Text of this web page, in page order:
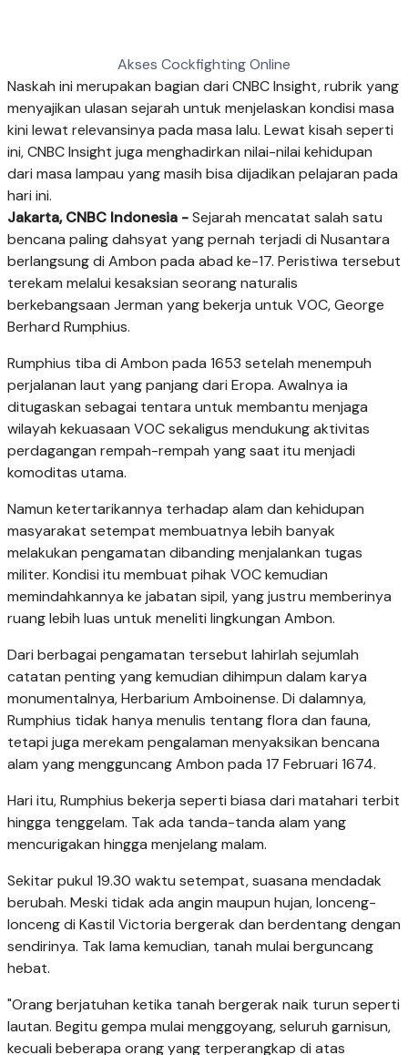
Akses Cockfighting Online
Naskah ini merupakan bagian dari CNBC Insight, rubrik yang
menyajikan ulasan sejarah untuk menjelaskan kondisi masa
kini lewat relevansinya pada masa lalu. Lewat kisah seperti
ini, CNBC Insight juga menghadirkan nilai-nilai kehidupan
dari masa lampau yang masih bisa dijadikan pelajaran pada
hari ini.
Jakarta, CNBC Indonesia -Sejarah mencatat salah satu
bencana paling dahsyat yang pernah terjadi di Nusantara
berlangsung di Ambon pada abad ke-17. Peristiwa tersebut
terekam melalui kesaksian seorang naturalis
berkebangsaan Jerman yang bekerja untuk VOC, George
Berhard Rumphius.
Rumphius tiba di Ambon pada 1653 setelah menempuh
perjalanan laut yang panjang dari Eropa. Awalnya ia
ditugaskan sebagai tentara untuk membantu menjaga
wilayah kekuasaan VOC sekaligus mendukung aktivitas
perdagangan rempah-rempah yang saat itu menjadi
komoditas utama.
Namun ketertarikannya terhadap alam dan kehidupan
masyarakat setempat membuatnya lebih banyak
melakukan pengamatan dibanding menjalankan tugas
militer. Kondisi itu membuat pihak VOC kemudian
memindahkannya ke jabatan sipil, yang justru memberinya
ruang lebih luas untuk meneliti lingkungan Ambon.
Dari berbagai pengamatan tersebut lahirlah sejumlah
catatan penting yang kemudian dihimpun dalam karya
monumentalnya, Herbarium Amboinense. Di dalamnya,
Rumphius tidak hanya menulis tentang flora dan fauna,
tetapi juga merekam pengalaman menyaksikan bencana
alam yang mengguncang Ambon pada 17 Februari 1674.
Hari itu, Rumphius bekerja seperti biasa dari matahari terbit
hingga tenggelam. Tak ada tanda-tanda alam yang
mencurigakan hingga menjelang malam.
Sekitar pukul 19.30 waktu setempat, suasana mendadak
berubah. Meski tidak ada angin maupun hujan, lonceng-
lonceng di Kastil Victoria bergerak dan berdentang dengan
sendirinya. Tak lama kemudian, tanah mulai berguncang
hebat.
"Orang berjatuhan ketika tanah bergerak naik turun seperti
lautan. Begitu gempa mulai menggoyang, seluruh garnisun,
kecuali beberapa orang yang terperangkap di atas